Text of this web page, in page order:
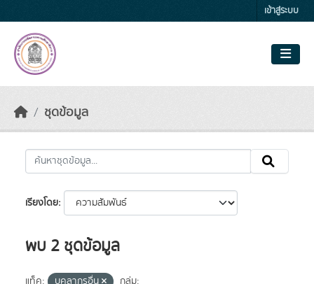
เข้าสู่ระบบ
ชุดข้อมูล
เรียงโดย
พบ 2 ชุดข้อมูล
แท็ค: บุคลากรอื่น
กลุ่ม: